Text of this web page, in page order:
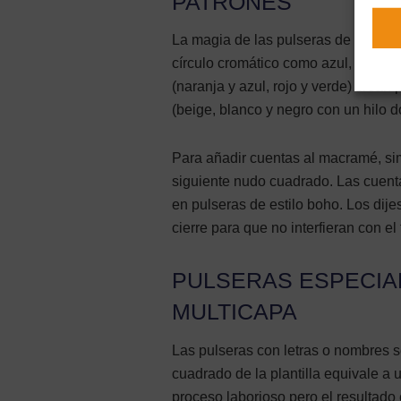
La magia de las pulseras de hilo
círculo cromático como azul,
(naranja y azul, rojo y verde) crean
(beige, blanco y negro con un hilo
Para añadir cuentas al macramé,
siguiente nudo cuadrado. Las
en pulseras de estilo boho. Los
cierre para que no interfieran con
PULSERAS
MULTICAPA
Las pulseras con letras o
cuadrado de la plantilla equivale a
proceso laborioso pero el